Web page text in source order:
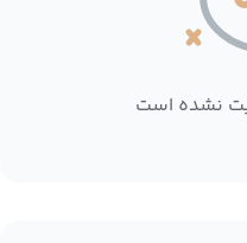
نشده است